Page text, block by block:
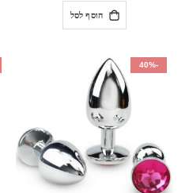
הוסף לסל
-40%